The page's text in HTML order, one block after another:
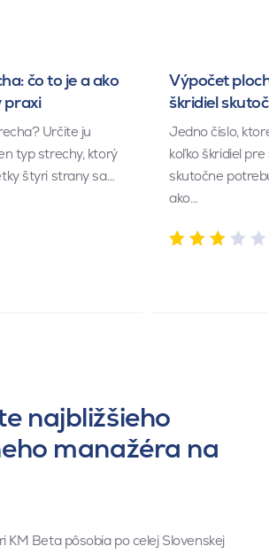
čo to je a ako
praxi
Určite ju
typ strechy, ktorý
štyri strany sa…
Výpočet
škridiel
Jedno číslo,
koľko škridiel
skutočne
ako…
najbližšieho
manažéra na
KM Beta pôsobia po celej Slovenskej